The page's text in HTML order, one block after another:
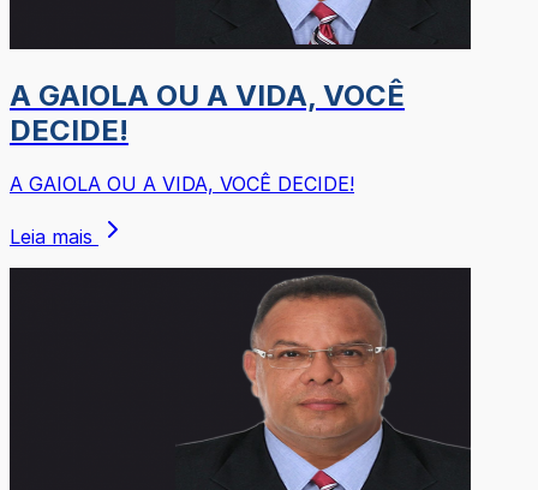
A GAIOLA OU A VIDA, VOCÊ
DECIDE!
A GAIOLA OU A VIDA, VOCÊ DECIDE!
Leia mais